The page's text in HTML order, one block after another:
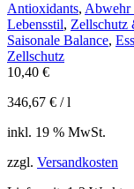
Antioxidants,
Lebensstil, Zellschutz
Saisonale Balance,
Zellschutz
10,40 €
346,67 € /l
inkl. 19 % MwSt.
zzgl. Versandkosten